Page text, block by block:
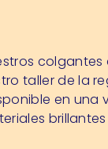
taller de la
en una